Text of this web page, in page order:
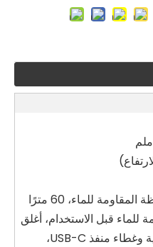
70.5×44.2×32.8 ملم
18 مترًا بدون الحافظة المقاومة للماء، 60 مترًا
للماء قبل الاستخدام، أغلق
غطاء حجرة البطارية وغطاء منفذ USB-C،